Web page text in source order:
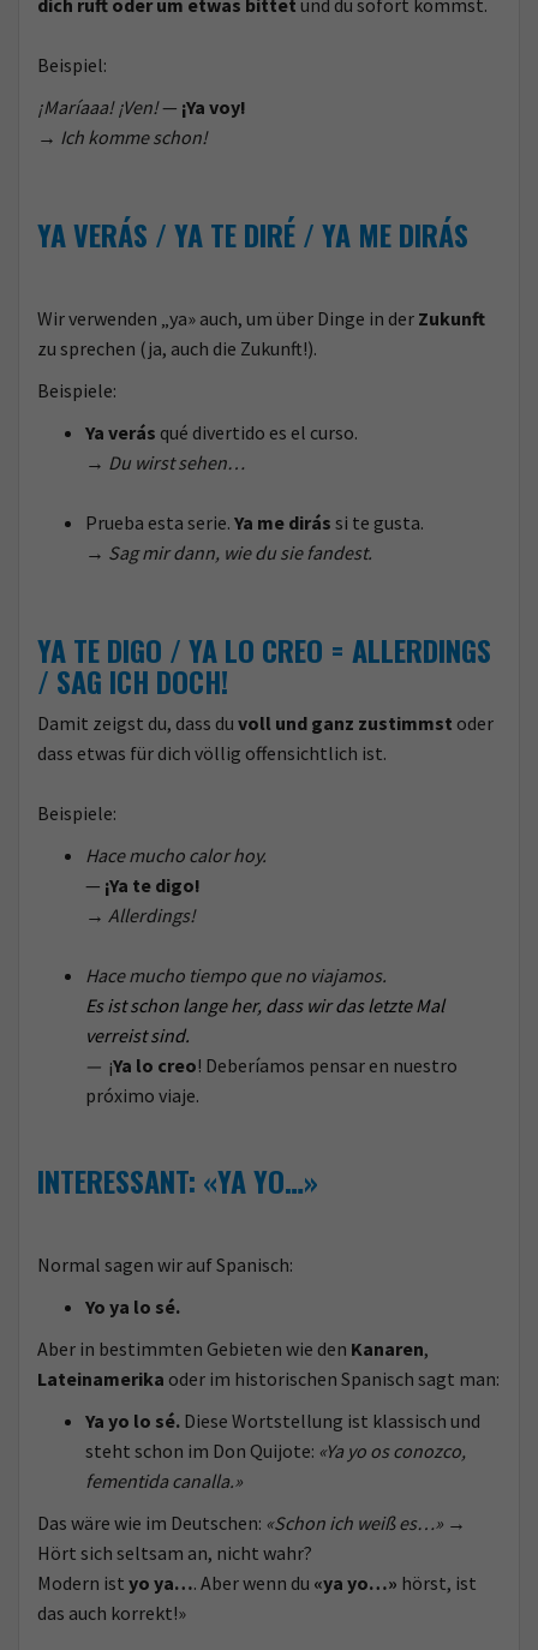
dich ruft oder um etwas bittet und du sofort kommst.
Beispiel:
¡Maríaaa! ¡Ven!— ¡Ya voy!
→ Ich komme schon!
YA VERÁS / YA TE DIRÉ / YA ME DIRÁS
Wir verwenden „ya» auch, um über Dinge in der Zukunft
zu sprechen (ja, auch die Zukunft!).
Beispiele:
Ya verás qué divertido es el curso.
→ Du wirst sehen…
Prueba esta serie. Ya me dirás si te gusta.
→ Sag mir dann, wie du sie fandest.
YA TE DIGO / YA LO CREO = ALLERDINGS
/ SAG ICH DOCH!
Damit zeigst du, dass du voll und ganz zustimmst oder
dass etwas für dich völlig offensichtlich ist.
Beispiele:
Hace mucho calor hoy.
— ¡Ya te digo!
→ Allerdings!
Hace mucho tiempo que no viajamos.
Es ist schon lange her, dass wir das letzte Mal
verreist sind.
— ¡Ya lo creo! Deberíamos pensar en nuestro
próximo viaje.
INTERESSANT: «YA YO…»
Normal sagen wir auf Spanisch:
Yo ya lo sé.
Aber in bestimmten Gebieten wie den Kanaren,
Lateinamerika oder im historischen Spanisch sagt man:
Ya yo lo sé. Diese Wortstellung ist klassisch und
steht schon im Don Quijote: «Ya yo os conozco,
fementida canalla.»
Das wäre wie im Deutschen: «Schon ich weiß es…» →
Hört sich seltsam an, nicht wahr?
Modern ist yo ya…. Aber wenn du «ya yo…» hörst, ist
das auch korrekt!»